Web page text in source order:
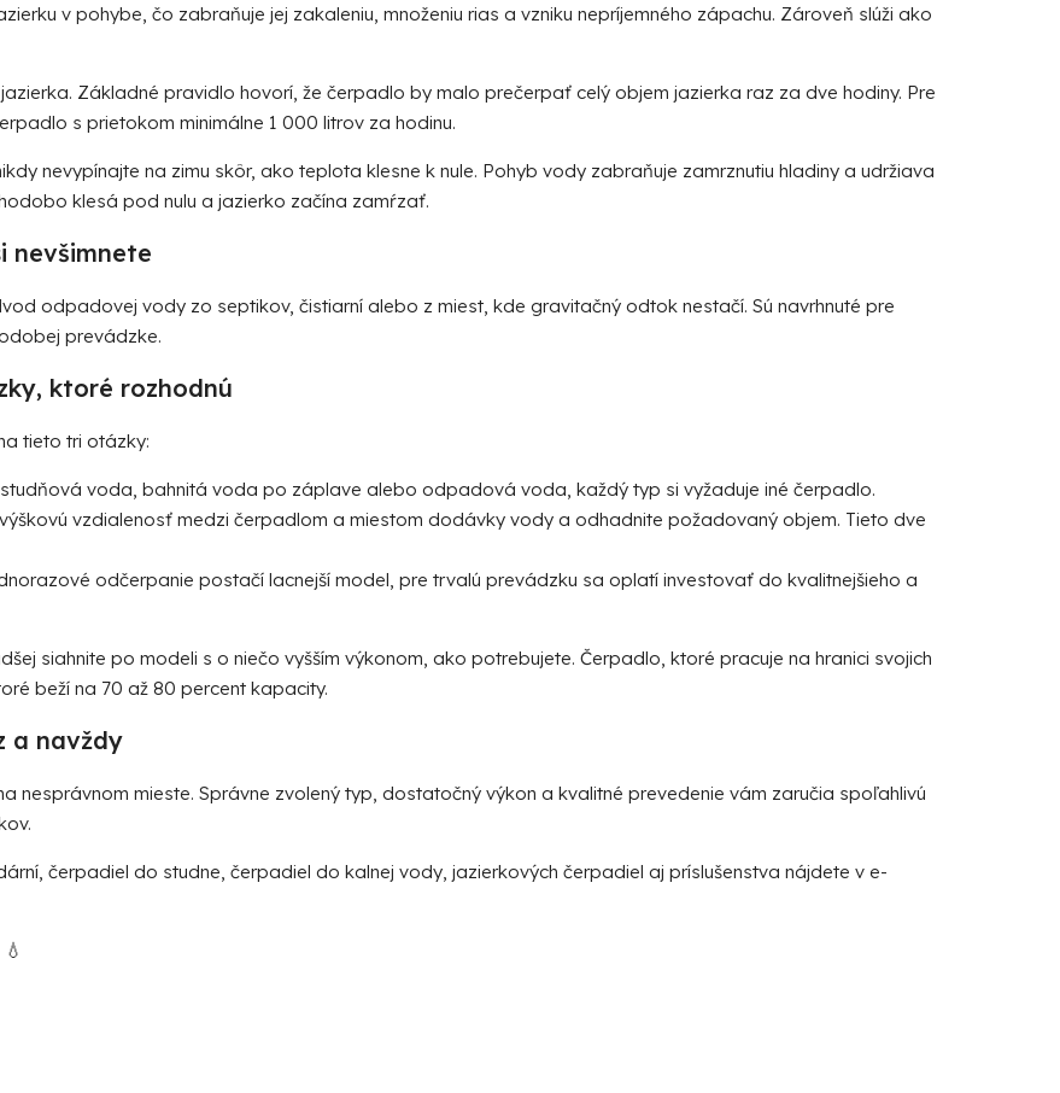
v pohybe, čo zabraňuje jej zakaleniu, množeniu rias a vzniku nepríjemného zápachu. Zároveň slúži ako
Základné pravidlo hovorí, že čerpadlo by malo prečerpať celý objem jazierka raz za dve hodiny. Pre
s prietokom minimálne 1 000 litrov za hodinu.
nevypínajte na zimu skôr, ako teplota klesne k nule. Pohyb vody zabraňuje zamrznutiu hladiny a udržiava
klesá pod nulu a jazierko začína zamŕzať.
nevšimnete
odpadovej vody zo septikov, čistiarní alebo z miest, kde gravitačný odtok nestačí. Sú navrhnuté pre
prevádzke.
ktoré rozhodnú
tieto tri otázky:
voda, bahnitá voda po záplave alebo odpadová voda, každý typ si vyžaduje iné čerpadlo.
vzdialenosť medzi čerpadlom a miestom dodávky vody a odhadnite požadovaný objem. Tieto dve
odčerpanie postačí lacnejší model, pre trvalú prevádzku sa oplatí investovať do kvalitnejšieho a
siahnite po modeli s o niečo vyšším výkonom, ako potrebujete. Čerpadlo, ktoré pracuje na hranici svojich
beží na 70 až 80 percent kapacity.
a navždy
nesprávnom mieste. Správne zvolený typ, dostatočný výkon a kvalitné prevedenie vám zaručia spoľahlivú
čerpadiel do studne čerpadiel do kalnej vody jazierkových čerpadiel aj príslušenstva nájdete v e-